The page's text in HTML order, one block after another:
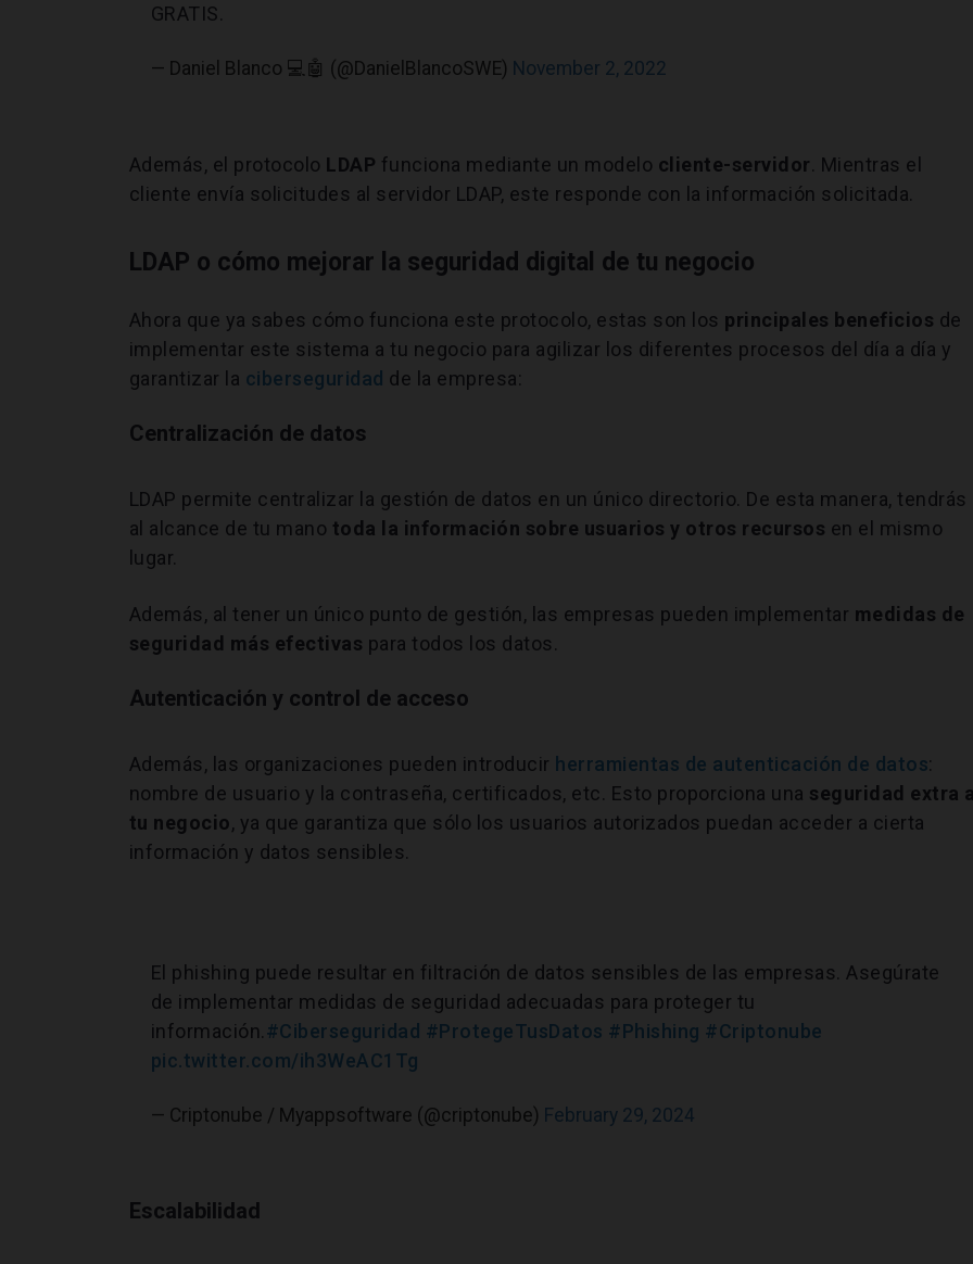
GRATIS.
— Daniel Blanco 💻🤖 (@DanielBlancoSWE) November 2, 2022
Además, el protocolo LDAP funciona mediante un modelo cliente-servidor. Mientras el
cliente envía solicitudes al servidor LDAP, este responde con la información solicitada.
LDAP o cómo mejorar la seguridad digital de tu negocio
Ahora que ya sabes cómo funciona este protocolo, estas son los principales beneficios de
implementar este sistema a tu negocio para agilizar los diferentes procesos del día a día y
garantizar la ciberseguridad de la empresa:
Centralización de datos
LDAP permite centralizar la gestión de datos en un único directorio. De esta manera, tendrás
al alcance de tu mano toda la información sobre usuarios y otros recursos en el mismo
lugar.
Además, al tener un único punto de gestión, las empresas pueden implementar medidas de
seguridad más efectivas para todos los datos.
Autenticación y control de acceso
Además, las organizaciones pueden introducir herramientas de autenticación de datos:
nombre de usuario y la contraseña, certificados, etc. Esto proporciona una seguridad extra
tu negocio, ya que garantiza que sólo los usuarios autorizados puedan acceder a cierta
información y datos sensibles.
El phishing puede resultar en filtración de datos sensibles de las empresas. Asegúrate
de implementar medidas de seguridad adecuadas para proteger tu
información.#Ciberseguridad #ProtegeTusDatos #Phishing #Criptonube
pic.twitter.com/ih3WeAC1Tg
— Criptonube / Myappsoftware (@criptonube) February 29, 2024
Escalabilidad